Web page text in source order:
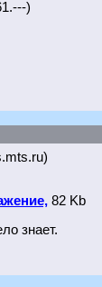
)
82 Kb
знает.